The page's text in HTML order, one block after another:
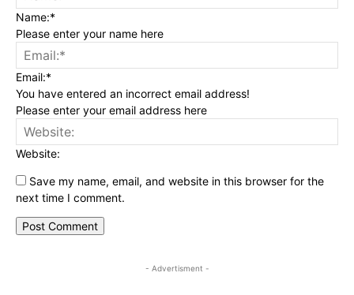
Name:*
Please enter your name here
Email:*
You have entered an incorrect email address!
Please enter your email address here
Website:
Save my name, email, and website in this browser for the
next time I comment.
- Advertisment -